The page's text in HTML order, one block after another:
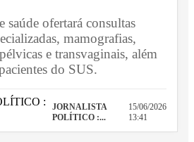
saúde ofertará consultas
mamografias,
e transvaginais, além
do SUS.
JORNALISTA
POLÍTICO :...
15/06/2026
13:41